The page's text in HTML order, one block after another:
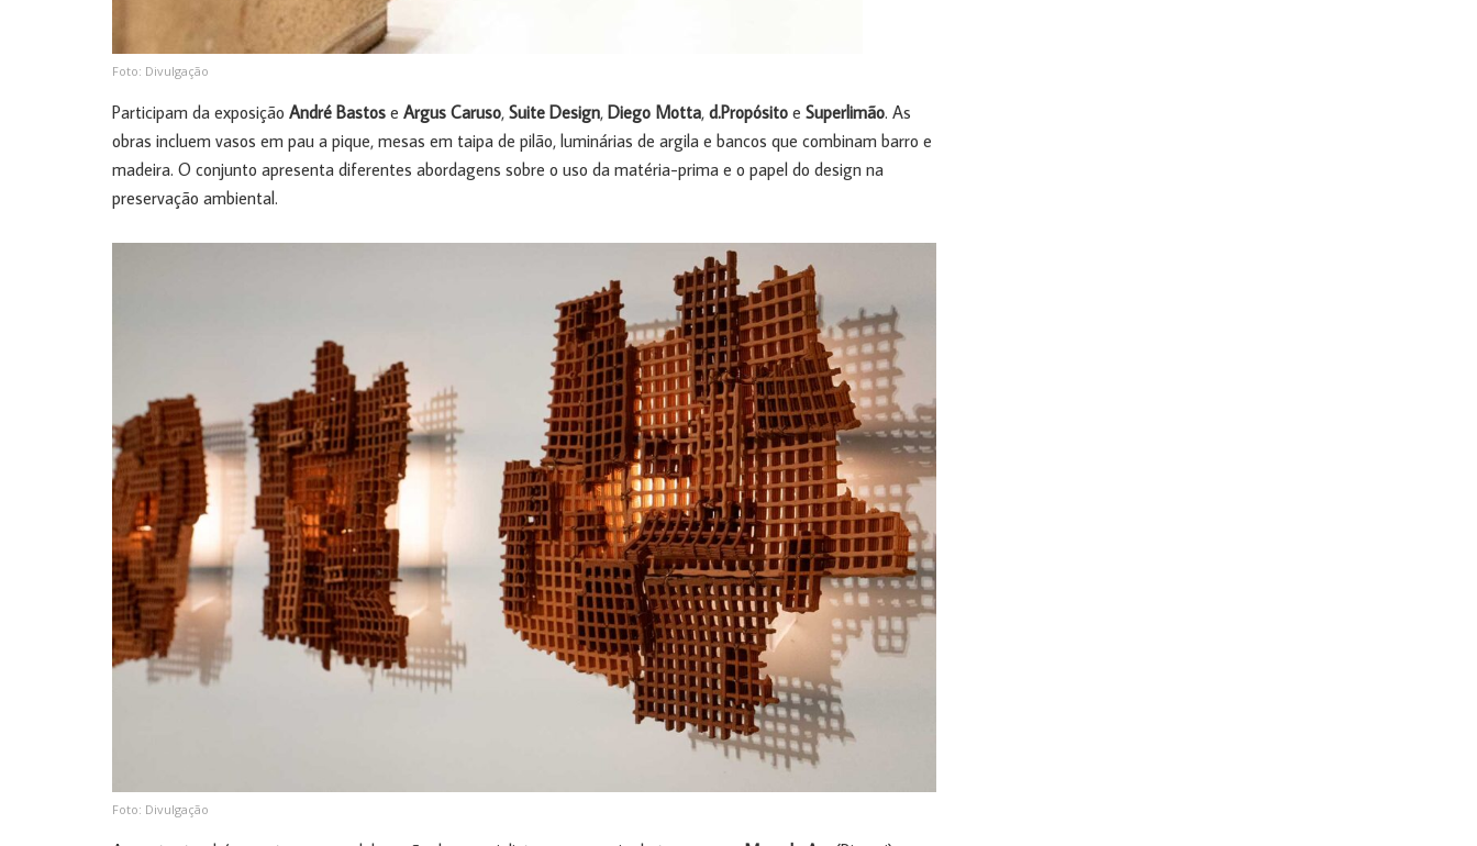
Foto: Divulgação
Participam da exposição André Bastos e Argus Caruso, Suite Design, Diego Motta, d.Propósito e Superlimão. As
obras incluem vasos em pau a pique, mesas em taipa de pilão, luminárias de argila e bancos que combinam barro e
madeira. O conjunto apresenta diferentes abordagens sobre o uso da matéria-prima e o papel do design na
preservação ambiental.
Foto: Divulgação